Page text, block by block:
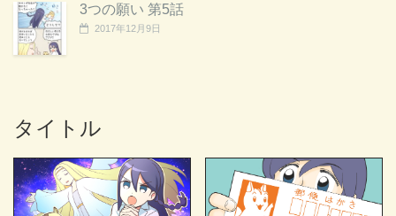
3つの願い 第5話
2017年12月9日
タイトル